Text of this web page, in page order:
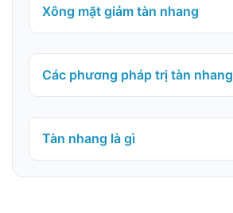
Xông mặt giảm tàn nhang
Các phương pháp trị tàn nhang
Tàn nhang là gì